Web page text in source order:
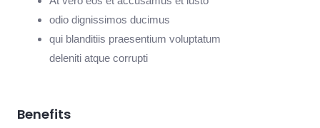
odio dignissimos ducimus
qui blanditiis praesentium voluptatum
deleniti atque corrupti
Benefits